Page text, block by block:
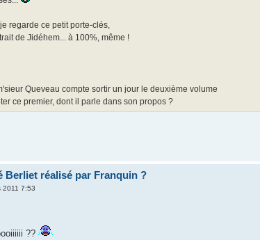
regarde ce petit porte-clés,
de Jidéhem... à 100%, même !
Queveau compte sortir un jour le deuxième volume
ce premier, dont il parle dans son propos ?
Berliet réalisé par Franquin ?
2011 7:53
??